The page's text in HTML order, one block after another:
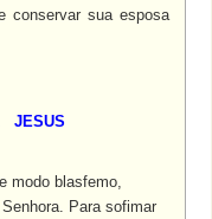
conservar sua esposa
JESUS
modo blasfemo,
Para sofimar